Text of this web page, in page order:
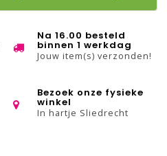
Na 16.00 besteld
binnen 1 werkdag
Jouw item(s) verzonden!
Bezoek onze fysieke
winkel
In hartje Sliedrecht